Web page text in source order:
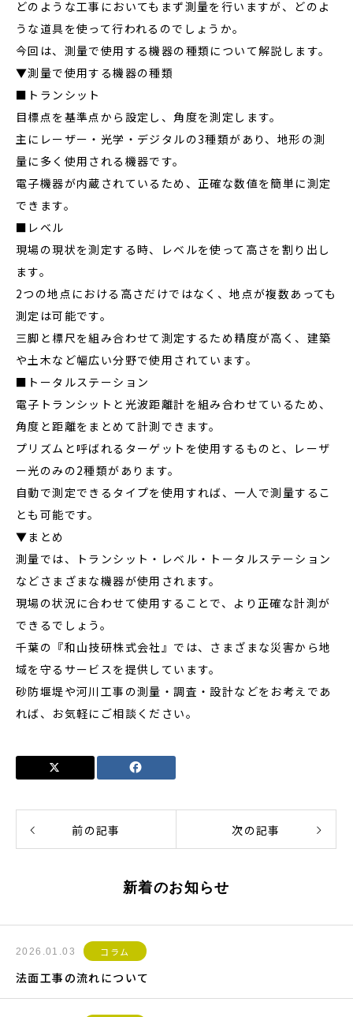
どのような工事においてもまず測量を行いますが、どのよ
うな道具を使って行われるのでしょうか。
今回は、測量で使用する機器の種類について解説します。
▼測量で使用する機器の種類
■トランシット
目標点を基準点から設定し、角度を測定します。
主にレーザー・光学・デジタルの3種類があり、地形の測
量に多く使用される機器です。
電子機器が内蔵されているため、正確な数値を簡単に測定
できます。
■レベル
現場の現状を測定する時、レベルを使って高さを割り出し
ます。
2つの地点における高さだけではなく、地点が複数あっても
測定は可能です。
三脚と標尺を組み合わせて測定するため精度が高く、建築
や土木など幅広い分野で使用されています。
■トータルステーション
電子トランシットと光波距離計を組み合わせているため、
角度と距離をまとめて計測できます。
プリズムと呼ばれるターゲットを使用するものと、レーザ
ー光のみの2種類があります。
自動で測定できるタイプを使用すれば、一人で測量するこ
とも可能です。
▼まとめ
測量では、トランシット・レベル・トータルステーション
などさまざまな機器が使用されます。
現場の状況に合わせて使用することで、より正確な計測が
できるでしょう。
千葉の『和山技研株式会社』では、さまざまな災害から地
域を守るサービスを提供しています。
砂防堰堤や河川工事の測量・調査・設計などをお考えであ
れば、お気軽にご相談ください。
前の記事 次の記事
新着のお知らせ
2026.01.03 コラム
法面工事の流れについて